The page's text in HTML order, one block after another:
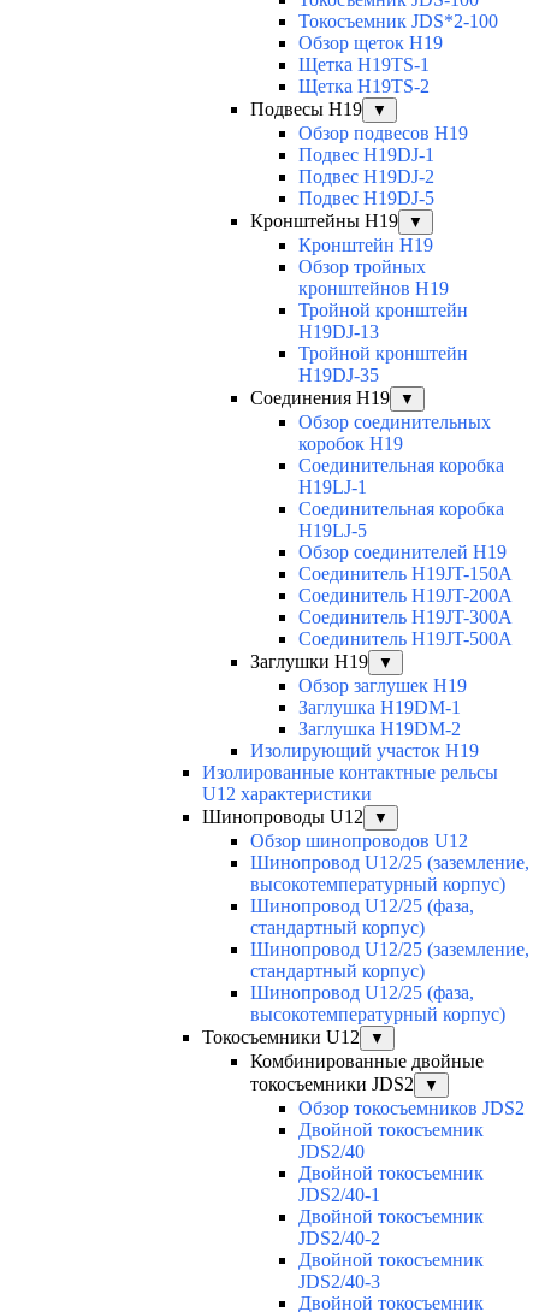
Токосъемник JDS*2-100
Обзор щеток H19
Щетка H19TS-1
Щетка H19TS-2
Подвесы H19
▼
Обзор подвесов H19
Подвес H19DJ-1
Подвес H19DJ-2
Подвес H19DJ-5
Кронштейны H19
▼
Кронштейн H19
Обзор тройных
кронштейнов H19
Тройной кронштейн
H19DJ-13
Тройной кронштейн
H19DJ-35
Соединения H19
▼
Обзор соединительных
коробок H19
Соединительная коробка
H19LJ-1
Соединительная коробка
H19LJ-5
Обзор соединителей H19
Соединитель H19JT-150A
Соединитель H19JT-200A
Соединитель H19JT-300A
Соединитель H19JT-500A
Заглушки H19
▼
Обзор заглушек H19
Заглушка H19DM-1
Заглушка H19DM-2
Изолирующий участок H19
Изолированные контактные рельсы
U12 характеристики
Шинопроводы U12
▼
Обзор шинопроводов U12
Шинопровод U12/25 (заземление,
высокотемпературный корпус)
Шинопровод U12/25 (фаза,
стандартный корпус)
Шинопровод U12/25 (заземление,
стандартный корпус)
Шинопровод U12/25 (фаза,
высокотемпературный корпус)
Токосъемники U12
▼
Комбинированные двойные
токосъемники JDS2
▼
Обзор токосъемников JDS2
Двойной токосъемник
JDS2/40
Двойной токосъемник
JDS2/40-1
Двойной токосъемник
JDS2/40-2
Двойной токосъемник
JDS2/40-3
Двойной токосъемник